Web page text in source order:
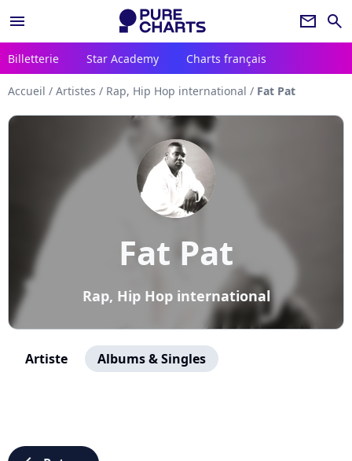
menu newsletter search
Billetterie Star Academy Charts français
Accueil / Artistes / Rap, Hip Hop international / Fat Pat
Fat Pat
Rap, Hip Hop international
Artiste Albums & Singles